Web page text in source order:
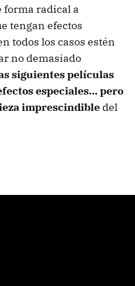
forma radical a
tengan efectos
todos los casos estén
no demasiado
siguientes películas
especiales... pero
imprescindible del